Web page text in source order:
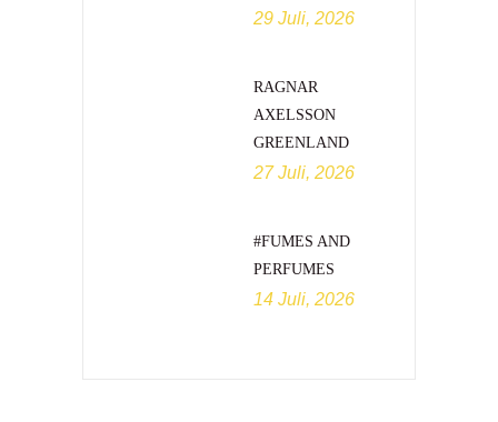
29 Juli, 2026
RAGNAR
AXELSSON
GREENLAND
27 Juli, 2026
#FUMES AND
PERFUMES
14 Juli, 2026